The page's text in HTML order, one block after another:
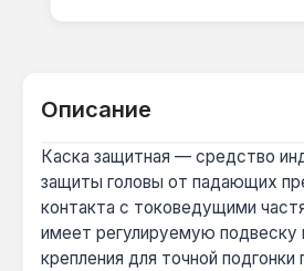
Описание
Каска защитная — средство
защиты головы от падающих
контакта с токоведущими
имеет регулируемую подвеску
крепления для точной подгонки